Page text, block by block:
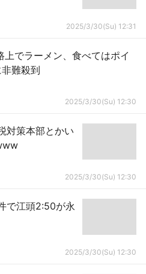
2025/3/30(Su) 12:31
上でラーメン、食べてはポイ
難殺到
2025/3/30(Su) 12:30
対策本部とかい
2025/3/30(Su) 12:30
で江頭2:50が永
2025/3/30(Su) 12:30